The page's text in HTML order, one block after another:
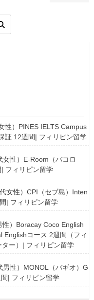
性）PINES IELTS Campus
証 12週間| フィリピン留学
性）E-Room（バコロ
| フィリピン留学
女性）CPI（セブ島）Inten
| フィリピン留学
）Boracay Coco English
Englishコース 2週間（フィ
ー）| フィリピン留学
性）MONOL（バギオ）G
| フィリピン留学